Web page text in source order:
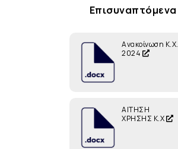
Επισυναπτόμενα
Ανακοίνωση Κ.Χ.
2024
ΑΙΤΗΣΗ
ΧΡΗΣΗΣ Κ.Χ